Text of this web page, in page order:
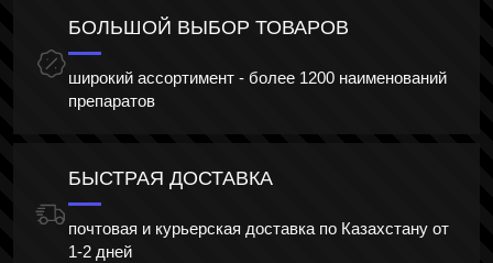
БОЛЬШОЙ ВЫБОР ТОВАРОВ
широкий ассортимент - более 1200 наименований
препаратов
БЫСТРАЯ ДОСТАВКА
почтовая и курьерская доставка по Казахстану от
1-2 дней